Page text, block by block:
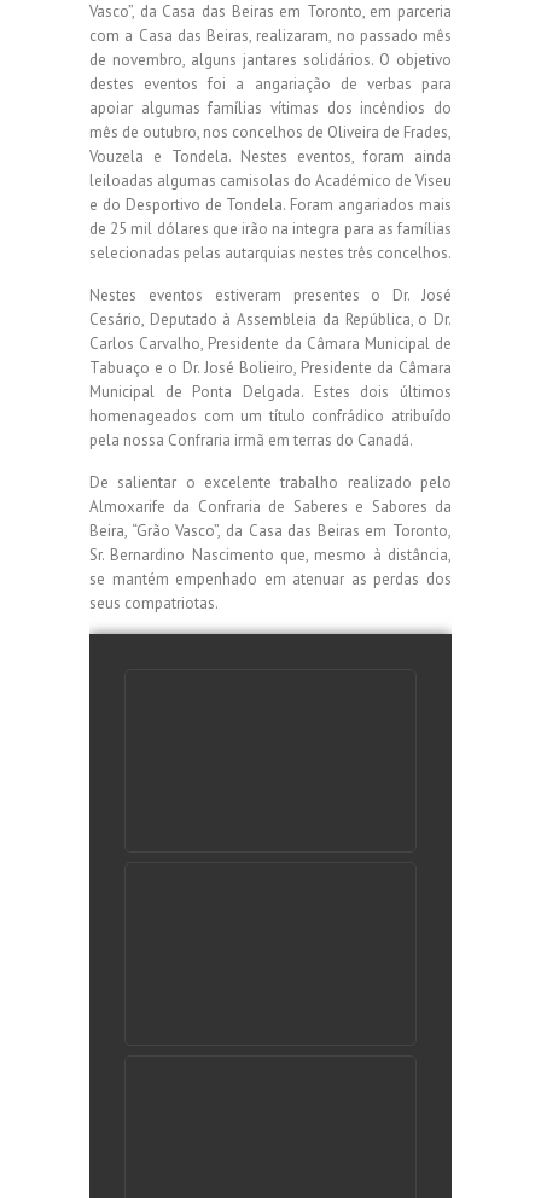
Vasco”, da Casa das Beiras em Toronto, em parceria
com a Casa das Beiras, realizaram, no passado mês
de novembro, alguns jantares solidários. O objetivo
destes eventos foi a angariação de verbas para
apoiar algumas famílias vítimas dos incêndios do
mês de outubro, nos concelhos de Oliveira de Frades,
Vouzela e Tondela. Nestes eventos, foram ainda
leiloadas algumas camisolas do Académico de Viseu
e do Desportivo de Tondela. Foram angariados mais
de 25 mil dólares que irão na integra para as famílias
selecionadas pelas autarquias nestes três concelhos.
Nestes eventos estiveram presentes o Dr. José
Cesário, Deputado à Assembleia da República, o Dr.
Carlos Carvalho, Presidente da Câmara Municipal de
Tabuaço e o Dr. José Bolieiro, Presidente da Câmara
Municipal de Ponta Delgada. Estes dois últimos
homenageados com um título confrádico atribuído
pela nossa Confraria irmã em terras do Canadá.
De salientar o excelente trabalho realizado pelo
Almoxarife da Confraria de Saberes e Sabores da
Beira, “Grão Vasco”, da Casa das Beiras em Toronto,
Sr. Bernardino Nascimento que, mesmo à distância,
se mantém empenhado em atenuar as perdas dos
seus compatriotas.